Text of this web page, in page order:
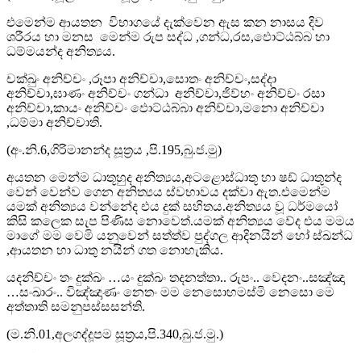
එමෙන්ම ආයතන විභාගයේ දැක්වෙන ඇස කන නාසය දිව
ශරීරය හා මනස මෙන්ම රුප සද්ධ ,ගන්ධ,රස,ඵොට්ඨබ්බ හා
ධම්මයන්ද අනිත්‍යය.
චක්ඛුං අනිච්චං ,රූපා අනිච්චා,සොතං අනිච්චං,සද්දා
අනිච්චා,ඝාණං අනිච්චං ගන්ධා අනිච්චා,ජිව්හං අනිච්චං රසා
අනිච්චා,කායං අනිච්චං ඵොට්ඨබ්බා අනිච්චා,මනො අනිච්චා
,ධම්මා අනිච්චාති.
(අං.නි.6,ගිරිමානන්ද සූත්‍රය ,පි.195,බු.ජ.මු)
අයතන මෙන්ම ධාතූහුද අනිත්‍යය,අටළොස්ධාතූ හා ෂඩ් ධාතූන්ද
වෙන් වෙන්ව ගෙන අනිත්‍යය ස්වභාවය දක්වා ඇත.එමෙන්ම
යමක් අනිත්‍යය වන්නේද එය දුක් සහිතය.අනිත්‍යය වූ ධර්මයෝ
කිසි කලෙක සැප පිණිස නොවෙත්.යමක් අනිත්‍යය වේද එය මමය
මාගේ මම වෙමි යනුවෙන් සත්ත්ව පුද්ගල ආදිනයින් හෝ ස්ඛන්ධ
,ආයතන හා ධාතු නයින් ගත නොහැකිය.
යදනිච්චං තං දුක්ඛං …යං දුක්ඛං තදනත්තා.. රුපං.. වෙදනං..සඤ්ඤා
…සංඛාරං.. විඤ්ඤාණං නෙතං මම නෙසොහමස්මි නෙසො මෙ
අත්තාති සමනුපස්සසන්ති.
(ම.නි.01,අලගද්දූපම සූත්‍රය,පි.340,බු.ජ.මු.)